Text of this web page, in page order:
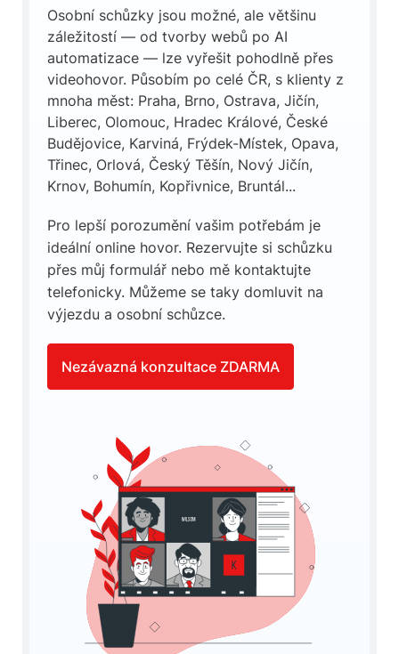
Osobní schůzky jsou možné, ale většinu
záležitostí — od tvorby webů po AI
automatizace — lze vyřešit pohodlně přes
videohovor. Působím po celé ČR, s klienty z
mnoha měst: Praha, Brno, Ostrava, Jičín,
Liberec, Olomouc, Hradec Králové, České
Budějovice, Karviná, Frýdek-Místek, Opava,
Třinec, Orlová, Český Těšín, Nový Jičín,
Krnov, Bohumín, Kopřivnice, Bruntál...
Pro lepší porozumění vašim potřebám je
ideální online hovor. Rezervujte si schůzku
přes můj formulář nebo mě kontaktujte
telefonicky. Můžeme se taky domluvit na
výjezdu a osobní schůzce.
Nezávazná konzultace ZDARMA